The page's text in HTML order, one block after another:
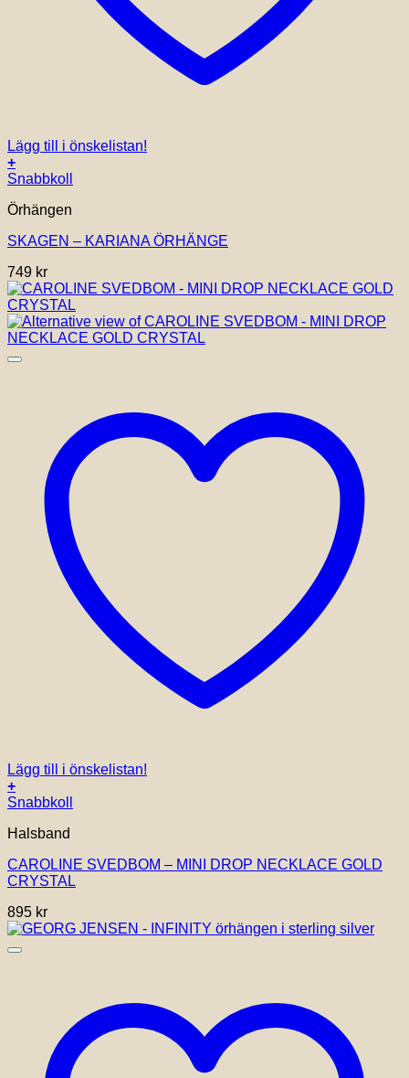
Lägg till i önskelistan!
+
Snabbkoll
Örhängen
SKAGEN – KARIANA ÖRHÄNGE
749 kr
Lägg till i önskelistan!
+
Snabbkoll
Halsband
CAROLINE SVEDBOM – MINI DROP NECKLACE GOLD
CRYSTAL
895 kr